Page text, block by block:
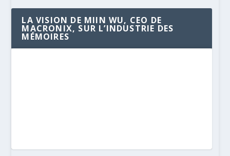
LA VISION DE MIIN WU, CEO DE
MACRONIX, SUR L’INDUSTRIE DES
MÉMOIRES